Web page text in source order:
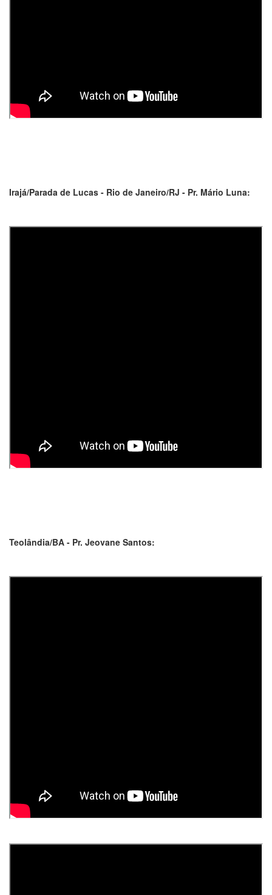
Irajá/Parada de Lucas - Rio de Janeiro/RJ - Pr. Mário Luna:
Teolândia/BA - Pr. Jeovane Santos: